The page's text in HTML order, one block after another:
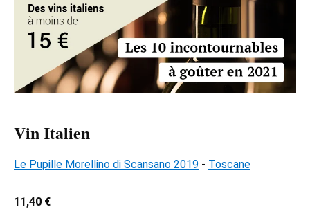
Vin Italien
Le Pupille Morellino di Scansano 2019 - Toscane
11,40 €